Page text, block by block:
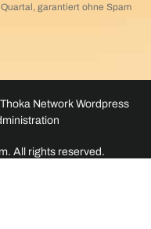
garantiert ohne Spam
Thoka Network Wordpress
All rights reserved.